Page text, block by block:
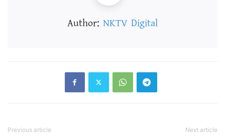
Author: NKTV Digital
Previous article Next article